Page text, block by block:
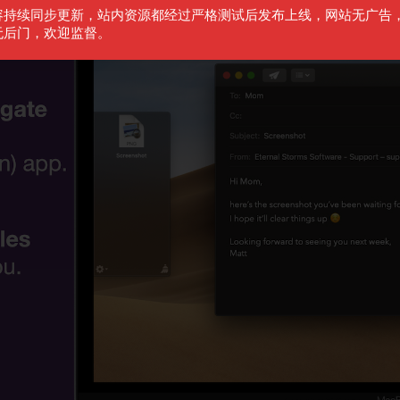
持续同步更新，站内资源都经过严格测试后发布上线，网站无广告
门，欢迎监督。